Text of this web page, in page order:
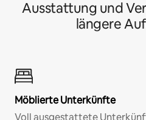
Ausstattung und
längere
Möblierte Unterkünfte
Voll ausgestattete